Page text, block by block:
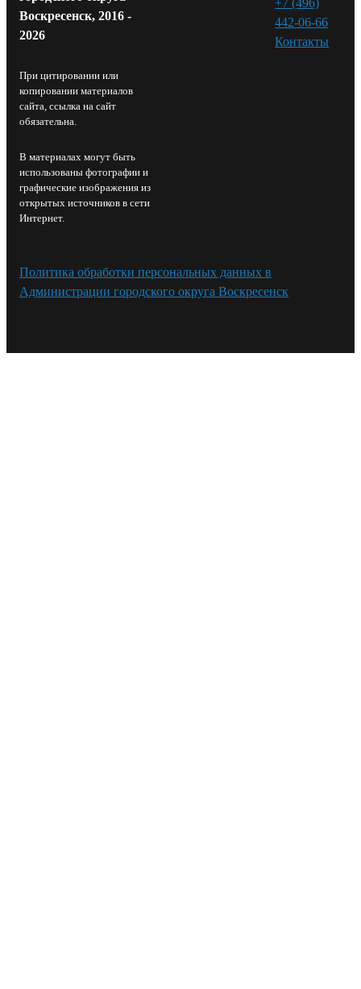
Воскресенск, 2016 -
2026
При цитировании или
копировании материалов
сайта, ссылка на сайт
обязательна.
В материалах могут быть
использованы фотографии и
графические изображения из
открытых источников в сети
Интернет.
442-06-66
Контакты⁠
Политика обработки персональных данных в
Администрации городского округа Воскресенск